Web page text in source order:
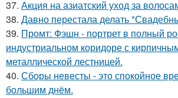
37. Акция на азиатский уход за
38. Давно перестала делать
39. Промт: Фэшн - портрет в полный
индустриальном коридоре с
металлической лестницей.
40. Сборы невесты - это спокойное
большим днём.